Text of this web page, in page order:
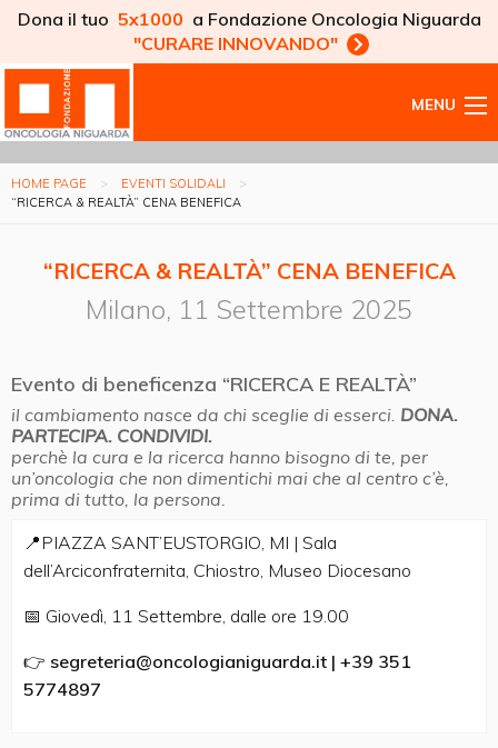
Dona il tuo 5x1000 a Fondazione Oncologia Niguarda
"CURARE INNOVANDO"
MENU
HOME PAGE
EVENTI SOLIDALI
“RICERCA & REALTÀ” CENA BENEFICA
“RICERCA & REALTÀ” CENA BENEFICA
Milano, 11 Settembre 2025
Evento di beneficenza “RICERCA E REALTÀ”
il cambiamento nasce da chi sceglie di esserci. DONA.
PARTECIPA. CONDIVIDI.
perchè la cura e la ricerca hanno bisogno di te, per
un’oncologia che non dimentichi mai che al centro c’è,
prima di tutto, la persona.
📍PIAZZA SANT’EUSTORGIO, MI | Sala
dell’Arciconfraternita, Chiostro, Museo Diocesano
📅 Giovedì, 11 Settembre, dalle ore 19.00
👉 segreteria@oncologianiguarda.it | +39 351
5774897